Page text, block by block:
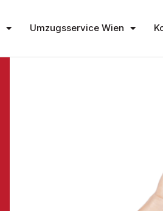
Umzugsservice Wien